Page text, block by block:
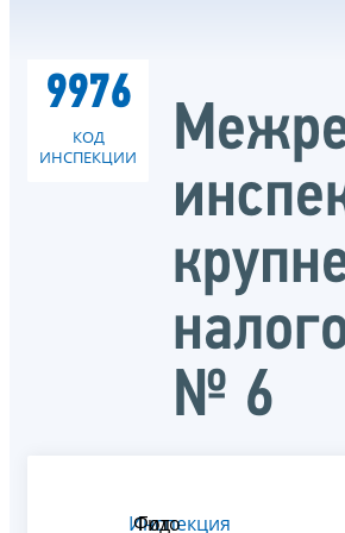
9976
КОД
ИНСПЕКЦИИ
№ 6
Инспекция
Фото
Гид